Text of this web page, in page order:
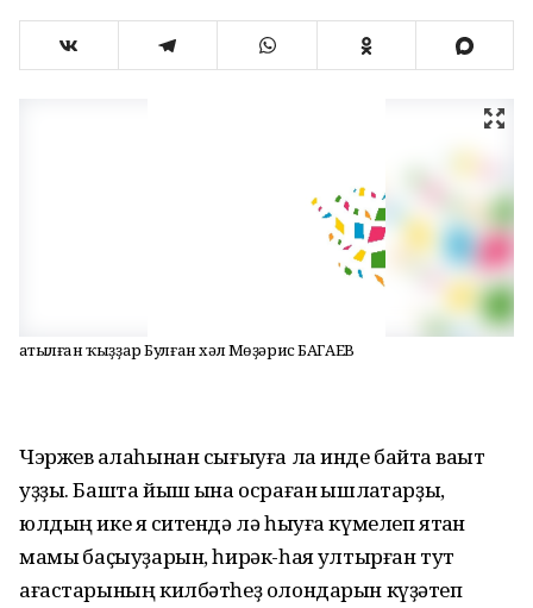
Һатылған ҡыҙҙар Булған хәл Мөҙәрис БАГАЕВ
Чэржев ҡалаһынан сығыуға ла инде байтаҡ ваҡыт
уҙҙы. Башта йыш ҡына осраған ҡышлаҡтарҙы,
юлдың ике яҡ ситендә лә һыуға күмелеп ятҡан
мамыҡ баҫыуҙарын, һирәк-һаяҡ ултырған тут
ағастарының килбәтһеҙ олондарын күҙәтеп